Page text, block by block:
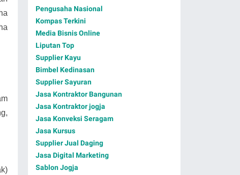
Pengusaha Nasional
Kompas Terkini
Media Bisnis Online
Liputan Top
Supplier Kayu
Bimbel Kedinasan
Supplier Sayuran
Jasa Kontraktor Bangunan
Jasa Kontraktor jogja
Jasa Konveksi Seragam
Jasa Kursus
Supplier Jual Daging
Jasa Digital Marketing
Sablon Jogja